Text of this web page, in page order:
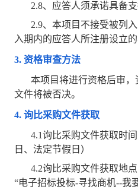
2.8、应答人须承诺具备
2.9、本项目不接受被列
入期内的应答人所注册设立
3. 资格审查方法
本项目将进行资格后审
文件将被否决。
4. 询比采购文件获取
4.1询比采购文件获取时间
日、法定节假日）
4.2询比采购文件获取地
“电子招标投标-寻找商机--我